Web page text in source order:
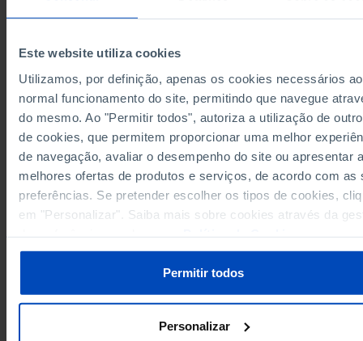
Este website utiliza cookies
Utilizamos, por definição, apenas os cookies necessários ao
normal funcionamento do site, permitindo que navegue
do mesmo. Ao "Permitir todos", autoriza a utilização de
de cookies, que permitem proporcionar uma melhor
de navegação, avaliar o desempenho do site ou apresentar
melhores ofertas de produtos e serviços, de acordo com as
preferências. Se pretender escolher os tipos de cookies,
em "Personalizar". Saiba mais sobre cookies através da
Permitir todos
Personalizar
1998
┴1.53
2001
1.60
1.63
2003
2004
2005
1.62
2006
1.64
2007
1.65
2008
1.63
2011
┴1.36
1.33
Sources/Entities: INE, PORDATA
Last updated: 2026-02-05